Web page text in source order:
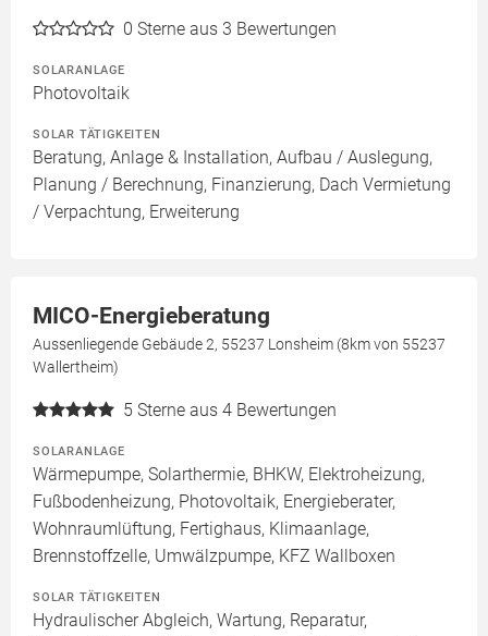
0 Sterne aus 3 Bewertungen
SOLARANLAGE
Photovoltaik
SOLAR TÄTIGKEITEN
Beratung, Anlage & Installation, Aufbau / Auslegung,
Planung / Berechnung, Finanzierung, Dach Vermietung
/ Verpachtung, Erweiterung
MICO-Energieberatung
Aussenliegende Gebäude 2, 55237 Lonsheim (8km von 55237
Wallertheim)
5 Sterne aus 4 Bewertungen
SOLARANLAGE
Wärmepumpe, Solarthermie, BHKW, Elektroheizung,
Fußbodenheizung, Photovoltaik, Energieberater,
Wohnraumlüftung, Fertighaus, Klimaanlage,
Brennstoffzelle, Umwälzpumpe, KFZ Wallboxen
SOLAR TÄTIGKEITEN
Hydraulischer Abgleich, Wartung, Reparatur,